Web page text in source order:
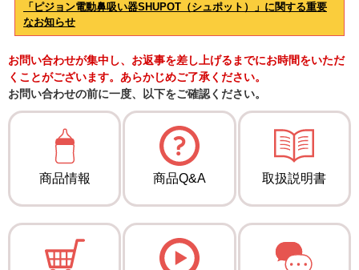
「ピジョン電動鼻吸い器SHUPOT（シュポット）」に関する重要
なお知らせ
お問い合わせが集中し、お返事を差し上げるまでにお時間をいただ
くことがございます。あらかじめご了承ください。
お問い合わせの前に一度、以下をご確認ください。
商品情報 商品Q&A 取扱説明書